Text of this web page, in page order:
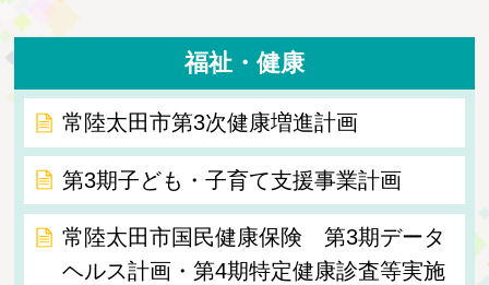
福祉・健康
常陸太田市第3次健康増進計画
第3期子ども・子育て支援事業計画
常陸太田市国民健康保険 第3期データ
ヘルス計画・第4期特定健康診査等実施